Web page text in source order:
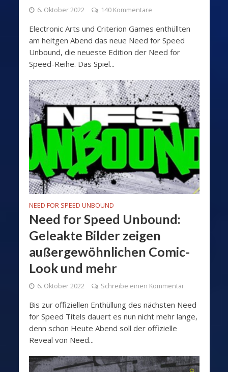
6. Oktober 2022 140 Kommentare
Electronic Arts und Criterion Games enthüllten
am heitgen Abend das neue Need for Speed
Unbound, die neueste Edition der Need for
Speed-Reihe. Das Spiel...
NEED FOR SPEED UNBOUND
Need for Speed Unbound:
Geleakte Bilder zeigen
außergewöhnlichen Comic-
Look und mehr
6. Oktober 2022 Schreibe einen Kommentar
Bis zur offiziellen Enthüllung des nächsten Need
for Speed Titels dauert es nun nicht mehr lange,
denn schon Heute Abend soll der offizielle
Reveal von Need...